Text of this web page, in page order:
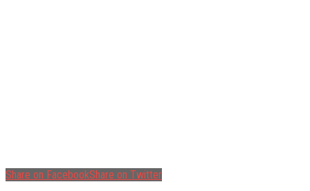
Share on FacebookShare on Twitter